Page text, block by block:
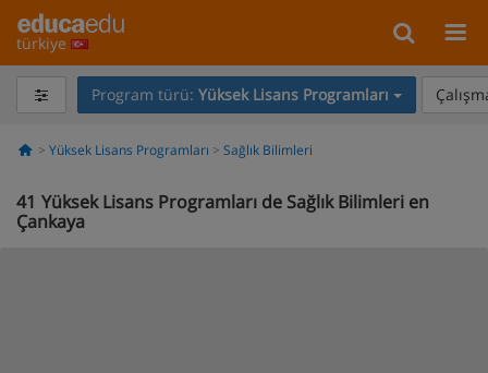
türkiye
Program türü: Yüksek Lisans Programları
Yüksek Lisans Programları Sağlık Bilimleri
41 Yüksek Lisans Programları de Sağlık Bilimleri en
Çankaya